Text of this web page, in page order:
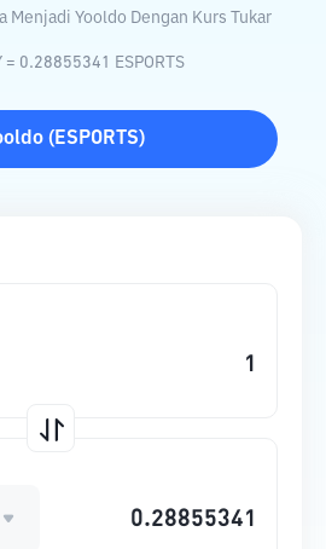
Menjadi Yooldo Dengan Kurs Tukar
= 0.28855341 ESPORTS
( ESPORTS)